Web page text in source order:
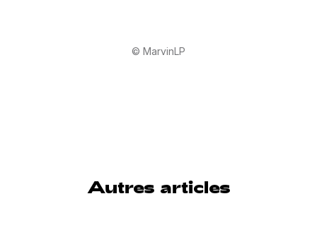
© MarvinLP
Autres articles